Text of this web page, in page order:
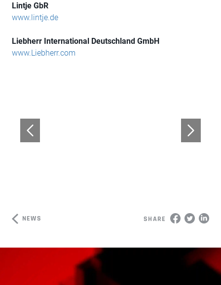
Lintje GbR
www.lintje.de
Liebherr International Deutschland GmbH
www.Liebherr.com
NEWS SHARE